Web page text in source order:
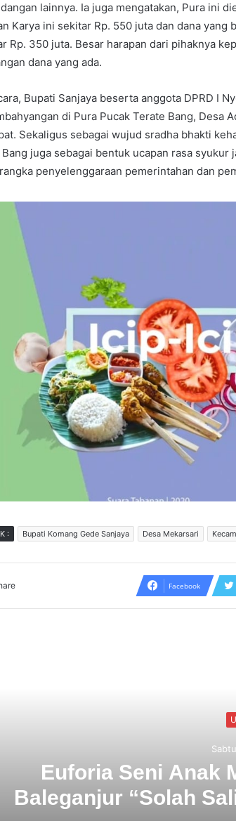
lainnya. Ia juga mengatakan, Pura ini
Karya ini sekitar Rp. 550 juta dan dana
Rp. 350 juta. Besar harapan dari pihaknya
dana yang ada.
Bupati Sanjaya beserta anggota DPRD I
di Pura Pucak Terate Bang, Desa
Sekaligus sebagai wujud sradha bhakti
juga sebagai bentuk ucapan rasa syukur
penyelenggaraan pemerintahan dan
: Bupati Komang Gede Sanjaya Desa Mekarsari
Facebook
Pasca
Akar